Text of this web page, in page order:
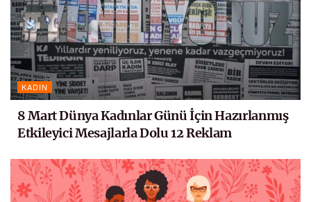
KADIN
8 Mart Dünya Kadınlar Günü İçin Hazırlanmış
Etkileyici Mesajlarla Dolu 12 Reklam